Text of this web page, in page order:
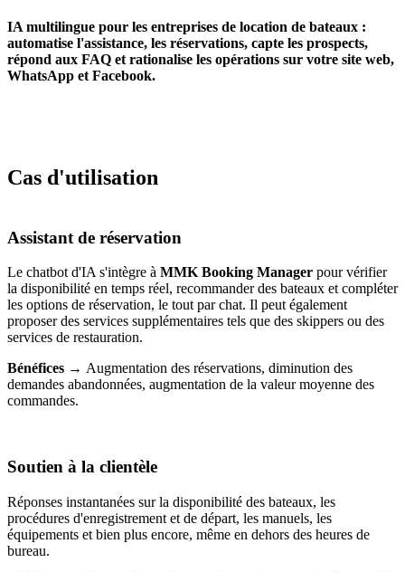
IA multilingue pour les entreprises de location de bateaux :
automatise l'assistance, les réservations, capte les prospects,
répond aux FAQ et rationalise les opérations sur votre site web,
WhatsApp et Facebook.
Cas d'utilisation
Assistant de réservation
Le chatbot d'IA s'intègre à MMK Booking Manager pour vérifier
la disponibilité en temps réel, recommander des bateaux et compléter
les options de réservation, le tout par chat. Il peut également
proposer des services supplémentaires tels que des skippers ou des
services de restauration.
Bénéfices → Augmentation des réservations, diminution des
demandes abandonnées, augmentation de la valeur moyenne des
commandes.
Soutien à la clientèle
Réponses instantanées sur la disponibilité des bateaux, les
procédures d'enregistrement et de départ, les manuels, les
équipements et bien plus encore, même en dehors des heures de
bureau.